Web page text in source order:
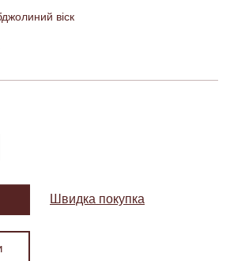
віск
Швидка покупка